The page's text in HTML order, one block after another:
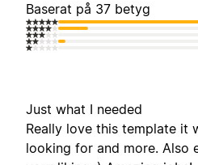
Baserat på 37 betyg
Just what I needed
Really love this template it
looking for and more. Also